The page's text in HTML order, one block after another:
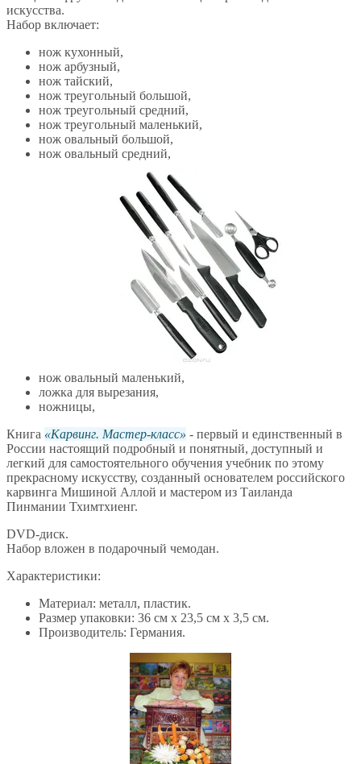
искусства.
Набор включает:
нож кухонный,
нож арбузный,
нож тайский,
нож треугольный большой,
нож треугольный средний,
нож треугольный маленький,
нож овальный большой,
нож овальный средний,
нож овальный маленький,
ложка для вырезания,
ножницы,
Книга
Карвинг. Мастер-класс
- первый и единственный в
России настоящий подробный и понятный, доступный и
легкий для самостоятельного обучения учебник по этому
прекрасному искусству, созданный основателем российского
карвинга Мишиной Аллой и мастером из Таиланда
Пинмании Тхимтхиенг.
DVD-диск.
Набор вложен в подарочный чемодан.
Характеристики:
Материал: металл, пластик.
Размер упаковки: 36 см х 23,5 см х 3,5 см.
Производитель: Германия.